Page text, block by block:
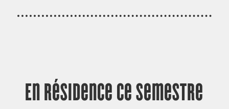
En résidence ce semestre